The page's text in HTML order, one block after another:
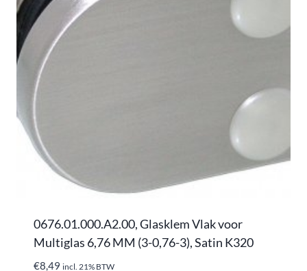
0676.01.000.A2.00, Glasklem Vlak voor
Multiglas 6,76 MM (3-0,76-3), Satin K320
€8,49 incl. 21% BTW